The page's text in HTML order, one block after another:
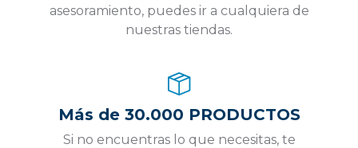
asesoramiento, puedes ir a cualquiera de
nuestras tiendas.
Más de 30.000 PRODUCTOS
Si no encuentras lo que necesitas, te